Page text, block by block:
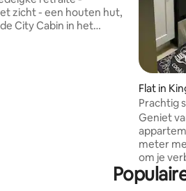
zicht - een houten hut,
City Cabin in het
Flat in
Prachtig
Geniet
meter
om je
beschikt